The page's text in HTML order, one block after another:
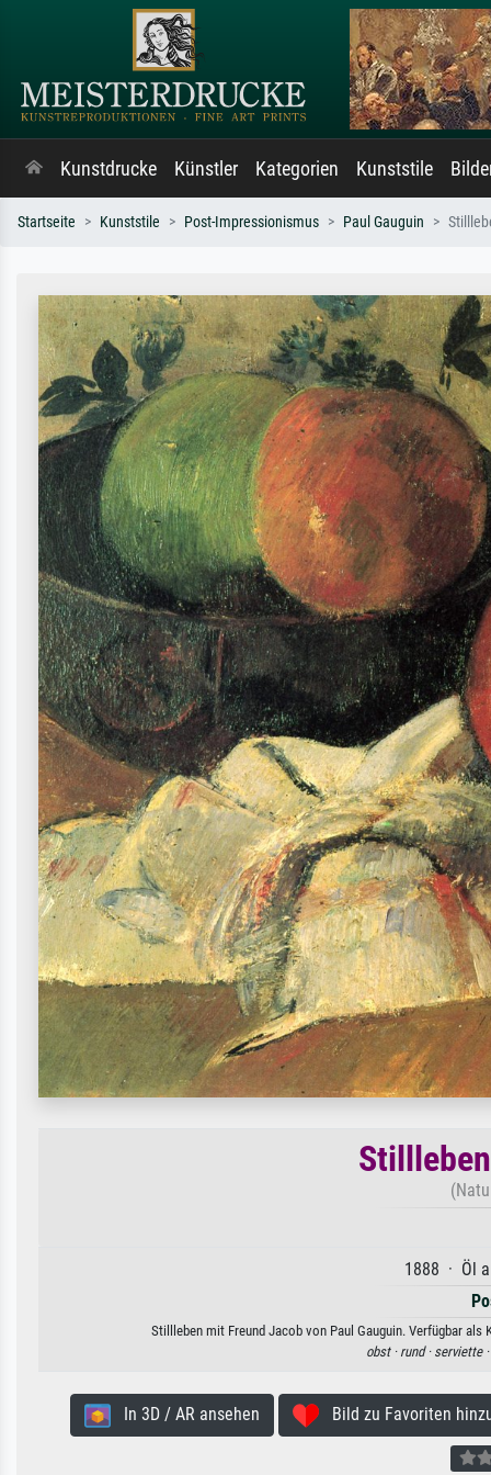
Kunstdrucke Künstler Kategorien Kunststile
Startseite Kunststile Post-Impressionismus Paul Gauguin
1888 · Öl
Stillleben mit Freund Jacob von Paul Gauguin. Verfügbar
obst · rund · serviette ·
In 3D / AR ansehen Bild zu Favoriten